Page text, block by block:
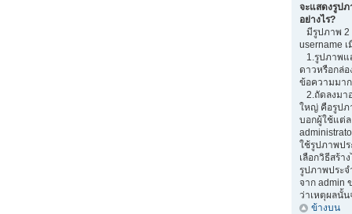
จะแสดงรูป
อย่างไร?
มีรูปภาพ 2
username
1.รูปภาพแ
ดาวหรือกล่
ข้อความมา
2.ถัดลงมา
ใหญ่ คือรูปภ
บอกผู้ใช้แต่
ใช้รูปภาพป
เลือกวิธีสร้า
รูปภาพประ
จาก admin
ว่าเหตุผลนั้
ข้างบน